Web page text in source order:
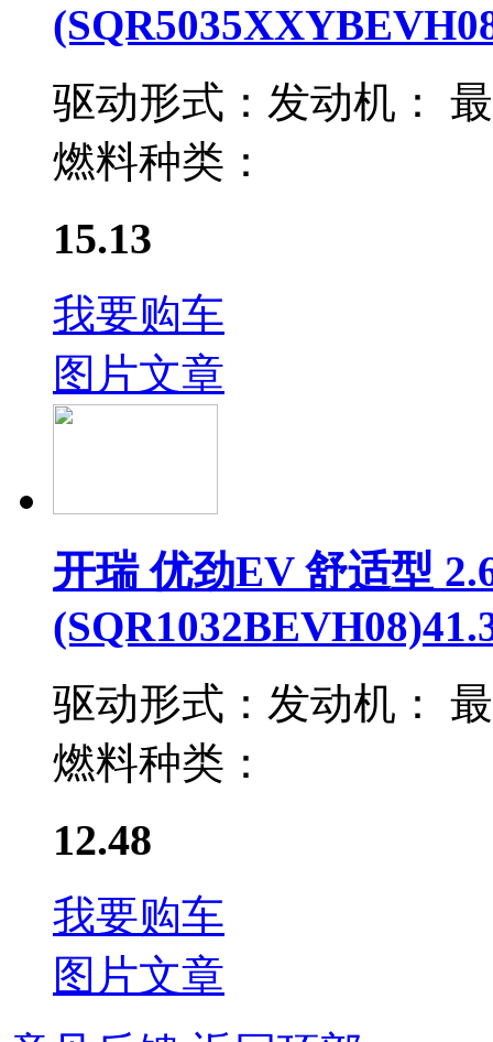
驱动形式： 发动机：
燃料种类：
15.13
我要购车
图片文章
开瑞 优劲EV 舒适型
驱动形式： 发动机：
燃料种类：
12.48
我要购车
图片文章